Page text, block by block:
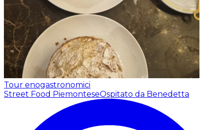
Tour enogastronomici
Street Food PiemonteseOspitato da Benedetta